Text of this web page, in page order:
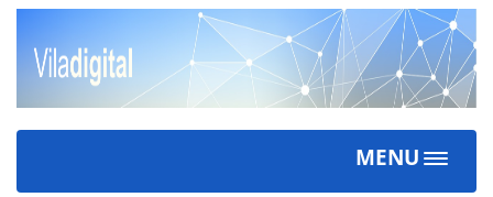
MENU
Toggle